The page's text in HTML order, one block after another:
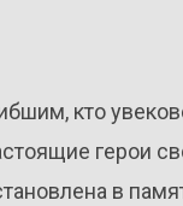
кто
герои
в